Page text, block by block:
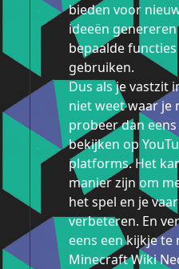
bieden voor
ideeën
bepaalde
gebruiken.
Dus als je vastzit
niet weet waar je
probeer dan eens
bekijken op
platforms. Het
manier zijn om
het spel en je
verbeteren. En
eens een kijkje te
Minecraft Wiki